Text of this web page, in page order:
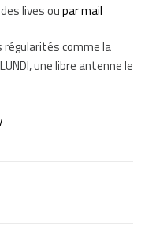
lives oupar mail
régularités comme la
une libre antenne le